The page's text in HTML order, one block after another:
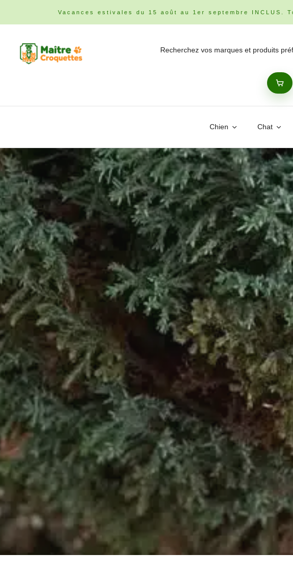
Vacances estivales du 15 août au 1er septembre INCLUS.
Chien Chat